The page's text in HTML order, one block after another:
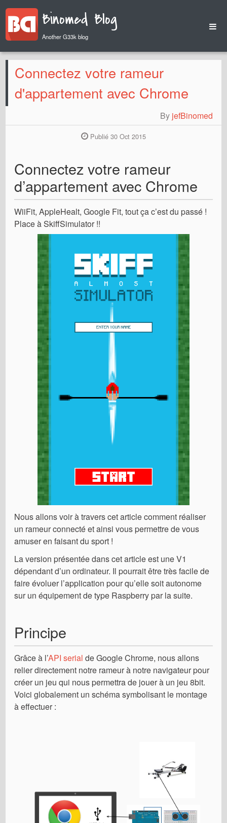
Binomed Blog
Another G33k blog
Home
Archives
Connectez votre rameur
d'appartement avec Chrome
By jefBinomed
Publié 30 Oct 2015
Connectez votre rameur
d’appartement avec Chrome
WiiFit, AppleHealt, Google Fit, tout ça c’est du passé !
Place à SkiffSimulator !!
Nous allons voir à travers cet article comment réaliser
un rameur connecté et ainsi vous permettre de vous
amuser en faisant du sport !
La version présentée dans cet article est une V1
dépendant d’un ordinateur. Il pourrait être très facile de
faire évoluer l’application pour qu’elle soit autonome
sur un équipement de type Raspberry par la suite.
Principe
Grâce à l’API serial de Google Chrome, nous allons
relier directement notre rameur à notre navigateur pour
créer un jeu qui nous permettra de jouer à un jeu 8bit.
Voici globalement un schéma symbolisant le montage
à effectuer :